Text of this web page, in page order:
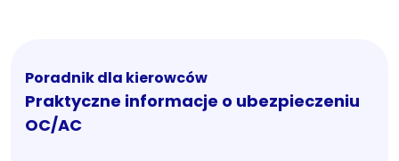
Poradnik dla kierowców
Praktyczne informacje o ubezpieczeniu
OC/AC